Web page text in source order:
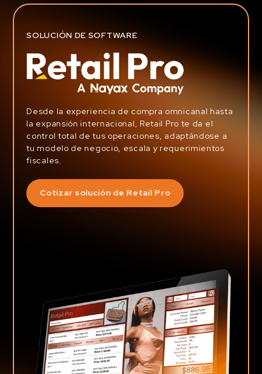
SOLUCIÓN DE SOFTWARE
Desde la experiencia de compra omnicanal hasta
la expansión internacional, Retail Pro te da el
control total de tus operaciones, adaptándose a
tu modelo de negocio, escala y requerimientos
fiscales.
Cotizar solución de Retail Pro